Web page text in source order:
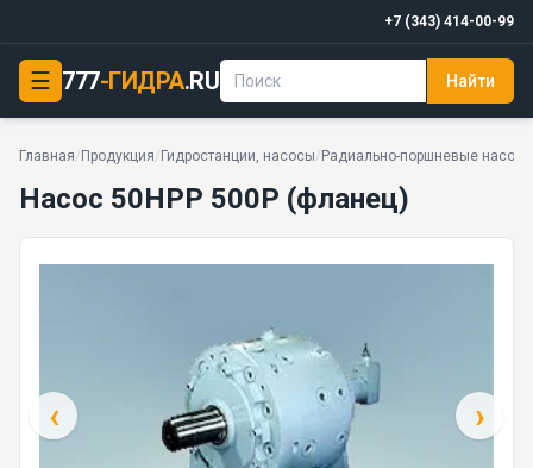
+7 (343) 414-00-99
☰ 777-ГИДРА.RU Найти
Главная/ Продукция/ Гидростанции, насосы/ Радиально-поршневые
Насос 50НРР 500Р (фланец)
Насос 50НРР 500Р (фланец)
‹ ›